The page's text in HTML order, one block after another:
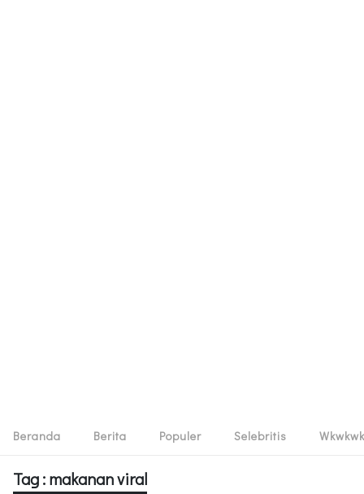
Beranda Berita Populer Selebritis Wkwkwk
Tag : makanan viral